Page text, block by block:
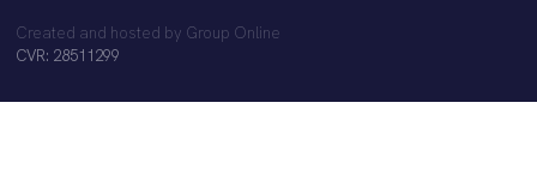
Created and hosted by Group Online
CVR: 28511299